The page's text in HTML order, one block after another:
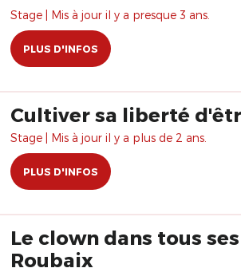
Stage | Mis à jour il y a presque 3 ans.
PLUS D'INFOS
Cultiver sa liberté
Stage | Mis à jour il y a plus de 2 ans.
PLUS D'INFOS
Le clown dans tous
Roubaix